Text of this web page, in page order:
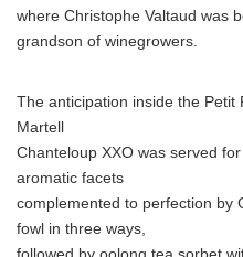
where Christophe Valtaud was
grandson of winegrowers.
The anticipation inside the Petit
Martell
Chanteloup XXO was served
aromatic facets
complemented to perfection by
fowl in three ways,